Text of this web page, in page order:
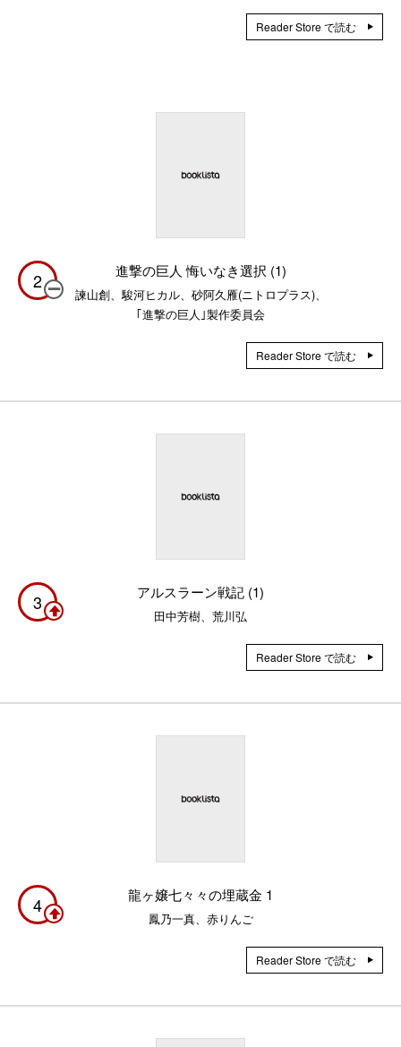
Reader Store で読む
2 進撃の巨人 悔いなき選択 (1)
諫山創、駿河ヒカル、砂阿久雁(ニトロプラス)、
｢進撃の巨人｣製作委員会
Reader Store で読む
3 アルスラーン戦記 (1)
田中芳樹、荒川弘
Reader Store で読む
4 龍ヶ嬢七々々の埋蔵金 1
鳳乃一真、赤りんご
Reader Store で読む